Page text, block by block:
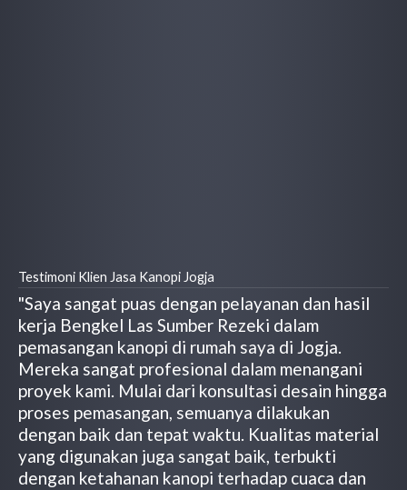
Testimoni Klien Jasa Kanopi Jogja
"Saya sangat puas dengan pelayanan dan hasil
kerja Bengkel Las Sumber Rezeki dalam
pemasangan kanopi di rumah saya di Jogja.
Mereka sangat profesional dalam menangani
proyek kami. Mulai dari konsultasi desain hingga
proses pemasangan, semuanya dilakukan
dengan baik dan tepat waktu. Kualitas material
yang digunakan juga sangat baik, terbukti
dengan ketahanan kanopi terhadap cuaca dan